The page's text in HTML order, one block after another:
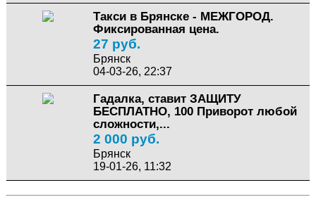
Такси в Брянске - МЕЖГОРОД.
Фиксированная цена.
27 руб.
Брянск
04-03-26, 22:37
Гадалка, ставит ЗАЩИТУ
БЕСПЛАТНО, 100 Приворот любой
сложности,...
2 000 руб.
Брянск
19-01-26, 11:32